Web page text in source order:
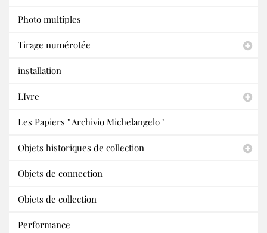
Photo multiples
Tirage numérotée
installation
LIvre
Les Papiers " Archivio Michelangelo "
Objets historiques de collection
Objets de connection
Objets de collection
Performance